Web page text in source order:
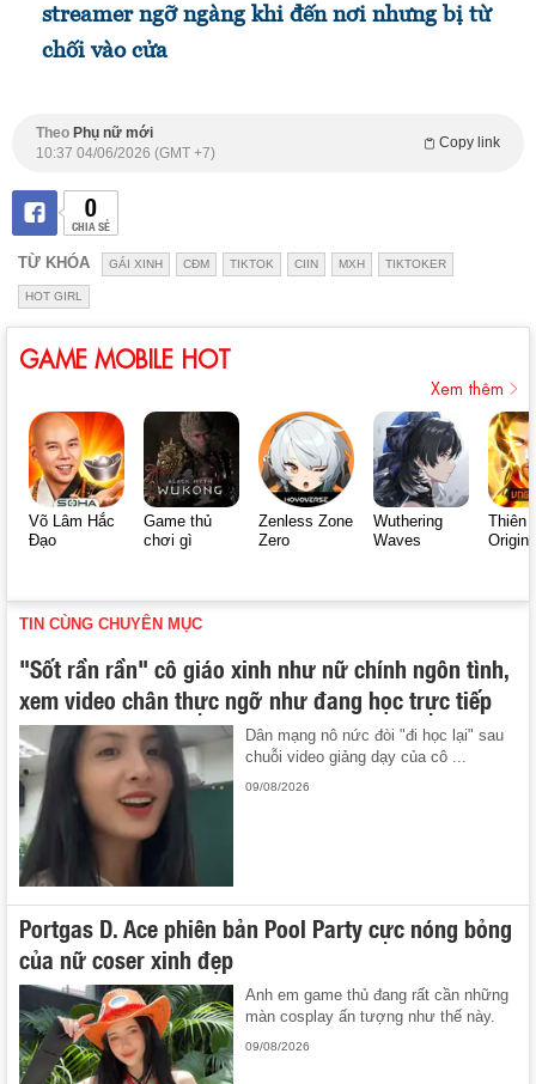
streamer ngỡ ngàng khi đến nơi nhưng bị từ
chối vào cửa
Theo Phụ nữ mới
Copy link
10:37 04/06/2026 (GMT +7)
0
CHIA SẺ
TỪ KHÓA GÁI XINH CĐM TIKTOK CIIN MXH TIKTOKER
HOT GIRL
GAME MOBILE HOT
Xem thêm
Võ Lâm Hắc
Đạo
Game thủ
chơi gì
Zenless Zone
Zero
Wuthering
Waves
Thiên
Origin
TIN CÙNG CHUYÊN MỤC
"Sốt rần rần" cô giáo xinh như nữ chính ngôn tình,
xem video chân thực ngỡ như đang học trực tiếp
Dân mạng nô nức đòi "đi học lại" sau
chuỗi video giảng dạy của cô ...
09/08/2026
Portgas D. Ace phiên bản Pool Party cực nóng bỏng
của nữ coser xinh đẹp
Anh em game thủ đang rất cần những
màn cosplay ấn tượng như thế này.
09/08/2026